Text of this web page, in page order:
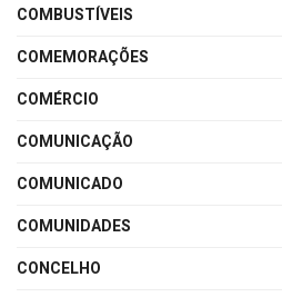
COMBUSTÍVEIS
COMEMORAÇÕES
COMÉRCIO
COMUNICAÇÃO
COMUNICADO
COMUNIDADES
CONCELHO